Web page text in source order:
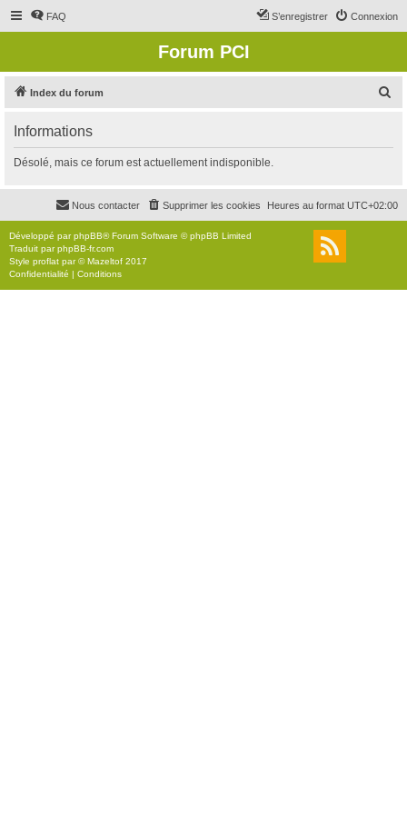
FAQ Connexion
S’enregistrer
Forum PCI
Index du forum
r
c
r
Informations
Désolé, mais ce forum est actuellement indisponible.
Heures au format UTC+02:00
Supprimer les cookies
Nous contacter
Développé parphpBB® Forum Software © phpBB Limited
Traduit parphpBB-fr.com
Style proflat par ©Mazeltof 2017
Confidentialité | Conditions